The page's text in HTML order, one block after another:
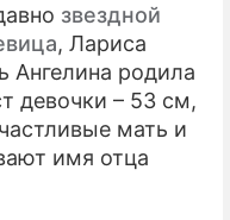
звездной
, Лариса
Ангелина родила
девочки – 53 см,
мать и
имя отца